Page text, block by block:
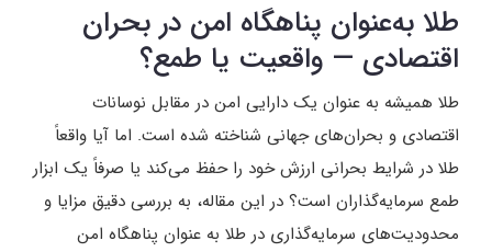
طلا به‌عنوان پناهگاه امن در بحران
اقتصادی — واقعیت یا طمع؟
طلا همیشه به عنوان یک دارایی امن در مقابل نوسانات
اقتصادی و بحران‌های جهانی شناخته شده است. اما آیا واقعاً
طلا در شرایط بحرانی ارزش خود را حفظ می‌کند یا صرفاً یک ابزار
طمع سرمایه‌گذاران است؟ در این مقاله، به بررسی دقیق مزایا و
محدودیت‌های سرمایه‌گذاری در طلا به عنوان پناهگاه امن